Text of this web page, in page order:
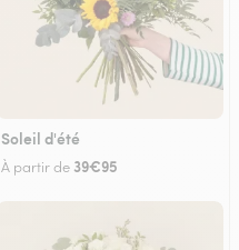
Soleil d'été
À partir de 39€95